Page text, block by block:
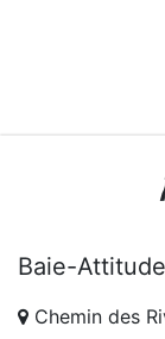
Baie-Attitude
Chemin des